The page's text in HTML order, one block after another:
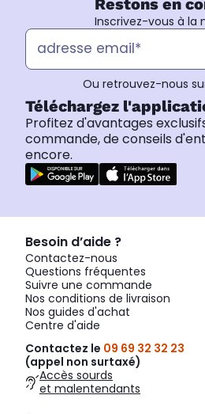
Restons en
Inscrivez-vous à la
Ou retrouvez-nous
Téléchargez
Profitez d'avantages
commande, de conseils
encore.
Besoin d’aide ?
Contactez-nous
Questions fréquentes
Suivre une commande
Nos conditions de livraison
Nos guides d'achat
Centre d'aide
Contactez le 09 69 32 32 23
(appel non surtaxé)
Accès sourds
et malentendants